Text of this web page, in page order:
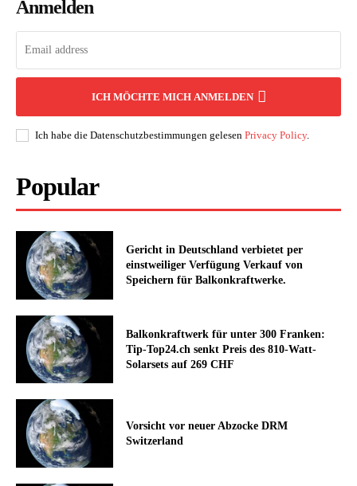
Anmelden
ICH MÖCHTE MICH ANMELDEN
Ich habe die Datenschutzbestimmungen gelesen Privacy Policy.
Popular
Gericht in Deutschland verbietet per
einstweiliger Verfügung Verkauf von
Speichern für Balkonkraftwerke.
Balkonkraftwerk für unter 300 Franken:
Tip-Top24.ch senkt Preis des 810-Watt-
Solarsets auf 269 CHF
Vorsicht vor neuer Abzocke DRM
Switzerland